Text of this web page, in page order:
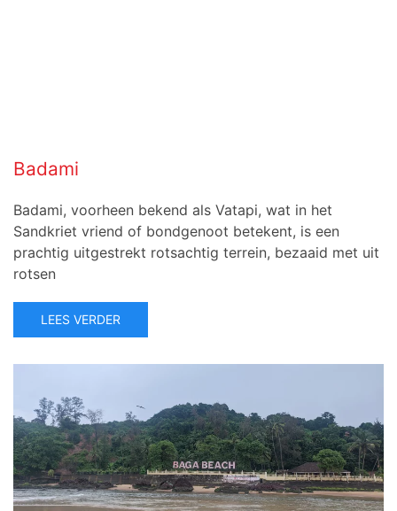
Badami
Badami, voorheen bekend als Vatapi, wat in het
Sandkriet vriend of bondgenoot betekent, is een
prachtig uitgestrekt rotsachtig terrein, bezaaid met uit
rotsen
LEES VERDER